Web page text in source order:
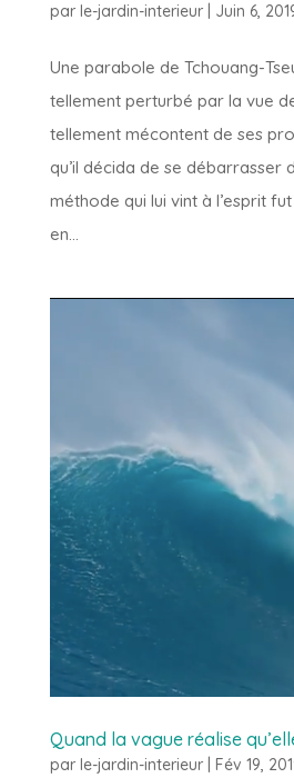
par le-jardin-interieur| Juin 6,
Une parabole de Tchouang-
tellement perturbé par la vue
tellement mécontent de ses
qu’il décida de se débarrasser
méthode qui lui vint à l’esprit
en...
Quand la vague réalise
par le-jardin-interieur| Fév 19,